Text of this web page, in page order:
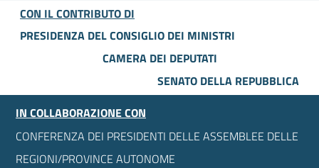
CON IL CONTRIBUTO DI
PRESIDENZA DEL CONSIGLIO DEI MINISTRI
CAMERA DEI DEPUTATI
SENATO DELLA REPUBBLICA
IN COLLABORAZIONE CON
CONFERENZA DEI PRESIDENTI DELLE ASSEMBLEE DELLE
REGIONI/PROVINCE AUTONOME